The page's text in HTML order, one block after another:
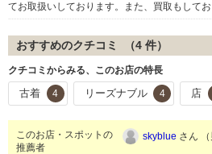
てお取扱いしております。また、買取もして
おすすめのクチコミ （4 件）
クチコミからみる、このお店の特長
古着 4 リーズナブル 4 店
このお店・スポットの
推薦者
skyblue さん